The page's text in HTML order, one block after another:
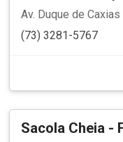
Av. Duque de
(73) 3281-5767
Sacola Cheia -